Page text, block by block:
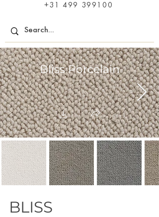
+31 499 399100
Bliss Porcelain
BLISS